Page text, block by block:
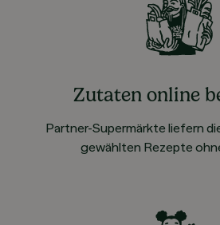
Zutaten online
Partner-Supermärkte liefern
gewählten Rezepte